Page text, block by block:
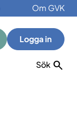
Om GVK
Logga in
Sök